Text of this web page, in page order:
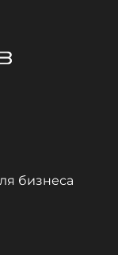
бизнеса